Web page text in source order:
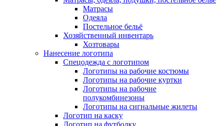
Матрасы
Одеяла
Постельное бельё
Хозяйственный инвентарь
Хозтовары
Нанесение логотипа
Спецодежда с логотипом
Логотипы на рабочие костюмы
Логотипы на рабочие куртки
Логотипы на рабочие
полукомбинезоны
Логотипы на сигнальные жилеты
Логотип на каску
Логотип на футболку